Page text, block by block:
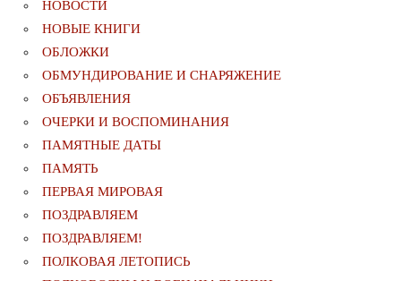
НОВОСТИ
НОВЫЕ КНИГИ
ОБЛОЖКИ
ОБМУНДИРОВАНИЕ И СНАРЯЖЕНИЕ
ОБЪЯВЛЕНИЯ
ОЧЕРКИ И ВОСПОМИНАНИЯ
ПАМЯТНЫЕ ДАТЫ
ПАМЯТЬ
ПЕРВАЯ МИРОВАЯ
ПОЗДРАВЛЯЕМ
ПОЗДРАВЛЯЕМ!
ПОЛКОВАЯ ЛЕТОПИСЬ